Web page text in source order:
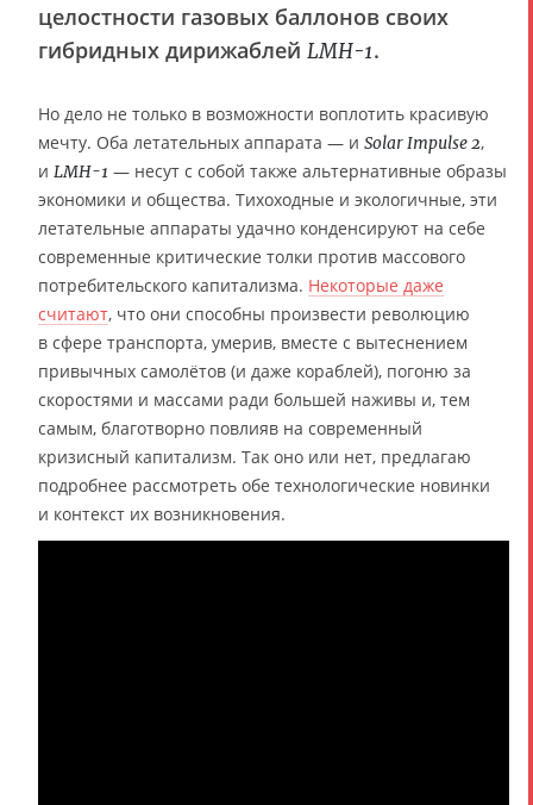
целостности газовых баллонов своих
гибридных дирижаблей LMH-1.
Но дело не только в возможности воплотить красивую
мечту. Оба летательных аппарата — и Solar Impulse 2,
и LMH-1 — несут с собой также альтернативные образы
экономики и общества. Тихоходные и экологичные, эти
летательные аппараты удачно конденсируют на себе
современные критические толки против массового
потребительского капитализма. Некоторые даже
считают, что они способны произвести революцию
в сфере транспорта, умерив, вместе с вытеснением
привычных самолётов (и даже кораблей), погоню за
скоростями и массами ради большей наживы и, тем
самым, благотворно повлияв на современный
кризисный капитализм. Так оно или нет, предлагаю
подробнее рассмотреть обе технологические новинки
и контекст их возникновения.